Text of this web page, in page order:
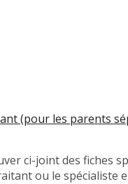
(pour les parents
trouver ci-joint
traitant ou le